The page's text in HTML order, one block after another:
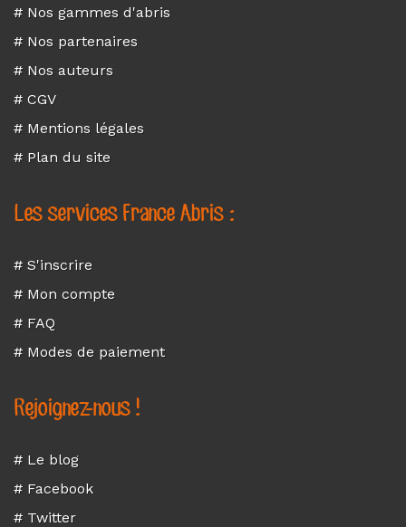
# Nos gammes d'abris
# Nos partenaires
# Nos auteurs
# CGV
# Mentions légales
# Plan du site
Les services France Abris :
# S'inscrire
# Mon compte
# FAQ
# Modes de paiement
Rejoignez-nous !
# Le blog
# Facebook
# Twitter